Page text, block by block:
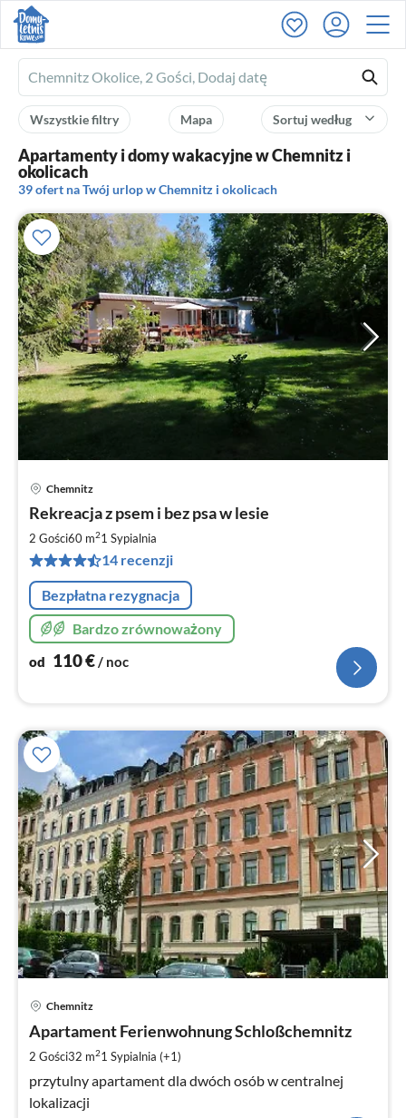
Ferienhausmiete
logo
Sortuj według
Mapa
Wszystkie filtry
Apartamenty i domy wakacyjne w Chemnitz i
okolicach
39 ofert na Twój urlop w Chemnitz i okolicach
Chemnitz
Rekreacja z psem i bez psa w lesie
2 Gości60 m21 Sypialnia
14 recenzji
Bezpłatna rezygnacja
Bardzo zrównoważony
od 110€/ noc
Chemnitz
Apartament Ferienwohnung Schloßchemnitz
2 Gości32 m21 Sypialnia (+1)
przytulny apartament dla dwóch osób w centralnej
lokalizacji